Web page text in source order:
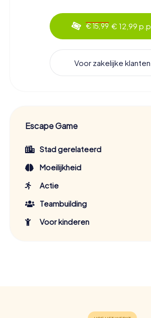
€ 15,99 € 12,99 p.p.
Voor zakelijke klanten
Escape Game
Stad gerelateerd
Moeilijkheid
Actie
Teambuilding
Voor kinderen